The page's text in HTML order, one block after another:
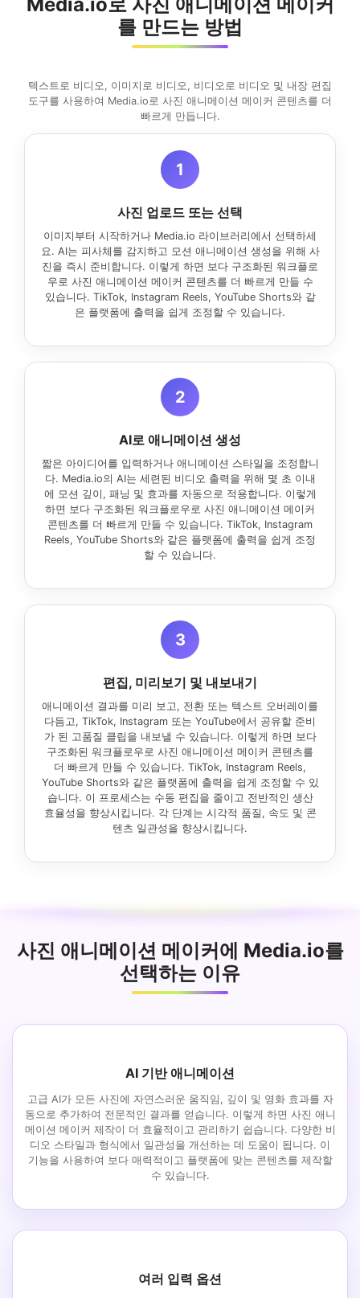
를 만드는 방법
텍스트로 비디오, 이미지로 비디오, 비디오로 비디오 및 내장 편집
도구를 사용하여 Media.io로 사진 애니메이션 메이커 콘텐츠를 더
빠르게 만듭니다.
1
사진 업로드 또는 선택
이미지부터 시작하거나 Media.io 라이브러리에서 선택하세
요. AI는 피사체를 감지하고 모션 애니메이션 생성을 위해 사
진을 즉시 준비합니다. 이렇게 하면 보다 구조화된 워크플로
우로 사진 애니메이션 메이커 콘텐츠를 더 빠르게 만들 수
있습니다. TikTok, Instagram Reels, YouTube Shorts와 같
은 플랫폼에 출력을 쉽게 조정할 수 있습니다.
2
AI로 애니메이션 생성
짧은 아이디어를 입력하거나 애니메이션 스타일을 조정합니
다. Media.io의 AI는 세련된 비디오 출력을 위해 몇 초 이내
에 모션 깊이, 패닝 및 효과를 자동으로 적용합니다. 이렇게
하면 보다 구조화된 워크플로우로 사진 애니메이션 메이커
콘텐츠를 더 빠르게 만들 수 있습니다. TikTok, Instagram
Reels, YouTube Shorts와 같은 플랫폼에 출력을 쉽게 조정
할 수 있습니다.
3
편집, 미리보기 및 내보내기
애니메이션 결과를 미리 보고, 전환 또는 텍스트 오버레이를
다듬고, TikTok, Instagram 또는 YouTube에서 공유할 준비
가 된 고품질 클립을 내보낼 수 있습니다. 이렇게 하면 보다
구조화된 워크플로우로 사진 애니메이션 메이커 콘텐츠를
더 빠르게 만들 수 있습니다. TikTok, Instagram Reels,
YouTube Shorts와 같은 플랫폼에 출력을 쉽게 조정할 수 있
습니다. 이 프로세스는 수동 편집을 줄이고 전반적인 생산
효율성을 향상시킵니다. 각 단계는 시각적 품질, 속도 및 콘
텐츠 일관성을 향상시킵니다.
사진 애니메이션 메이커에 Media.io를
선택하는 이유
AI 기반 애니메이션
고급 AI가 모든 사진에 자연스러운 움직임, 깊이 및 영화 효과를 자
동으로 추가하여 전문적인 결과를 얻습니다. 이렇게 하면 사진 애니
메이션 메이커 제작이 더 효율적이고 관리하기 쉽습니다. 다양한 비
디오 스타일과 형식에서 일관성을 개선하는 데 도움이 됩니다. 이
기능을 사용하여 보다 매력적이고 플랫폼에 맞는 콘텐츠를 제작할
수 있습니다.
여러 입력 옵션